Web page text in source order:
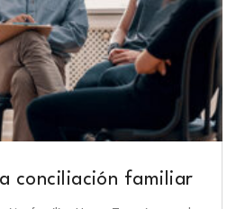
conciliación familiar